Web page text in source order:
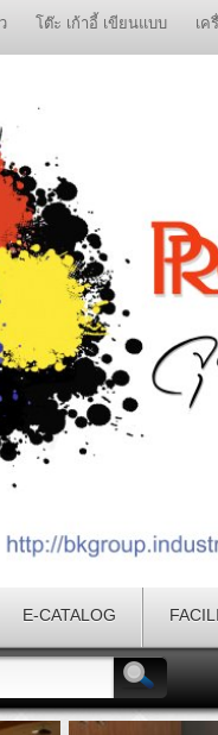
โต๊ะ เก้าอี้ เขียนแบบ เค
E-CATALOG